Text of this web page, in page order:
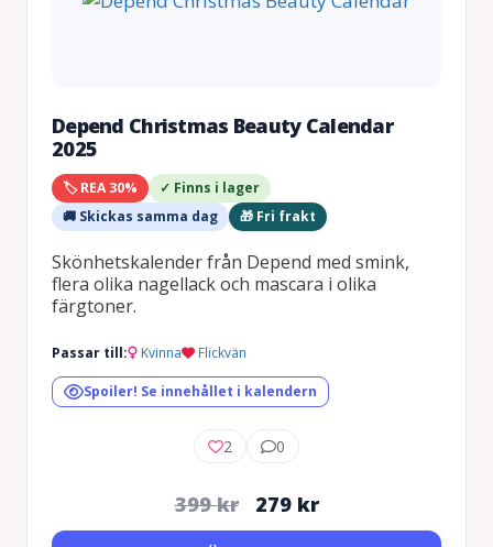
Depend Christmas Beauty Calendar
2025
🏷️ REA 30%
✓ Finns i lager
🚚 Skickas samma dag
🎁 Fri frakt
Skönhetskalender från Depend med smink,
flera olika nagellack och mascara i olika
färgtoner.
Passar till: Kvinna Flickvän
Spoiler! Se innehållet i kalendern
2 0
399kr
Det
ursprungliga
279 krDet
nuvarande